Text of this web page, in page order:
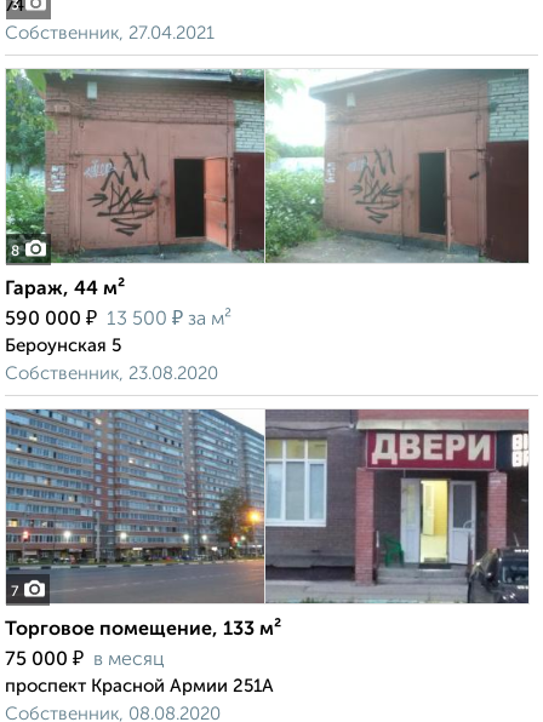
3
74
Собственник, 27.04.2021
8
Гараж, 44 м²
590 000 ₽ 13 500 ₽ за м²
Бероунская 5
Собственник, 23.08.2020
7
Торговое помещение, 133 м²
75 000 ₽ в месяц
проспект Красной Армии 251А
Собственник, 08.08.2020